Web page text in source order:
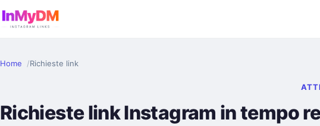
Home Richieste link
Richieste link Instagram in tempo